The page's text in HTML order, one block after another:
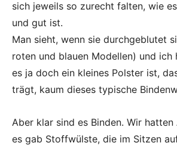
sich jeweils so zurecht falten, wie
und gut ist.
Man sieht, wenn sie durchgeblutet
roten und blauen Modellen) und
es ja doch ein kleines Polster ist,
trägt, kaum dieses typische
Aber klar sind es Binden. Wir hatten
es gab Stoffwülste, die im Sitzen